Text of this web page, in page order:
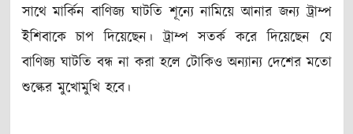
সাথে মার্কিন বাণিজ্য ঘাটতি শূন্যে নামিয়ে আনার জন্য ট্রাম্প
ইশিবাকে চাপ দিয়েছেন। ট্রাম্প সতর্ক করে দিয়েছেন যে
বাণিজ্য ঘাটতি বন্ধ না করা হলে টোকিও অন্যান্য দেশের মতো
শুল্কের মুখোমুখি হবে।